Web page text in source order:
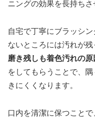
ニングの効果を長持ちさ
自宅で丁寧にブラッシ
ないところには汚れが残
磨き残しも着色汚れの原
をしてもらうことで、
きにくくなります。
口内を清潔に保つこと